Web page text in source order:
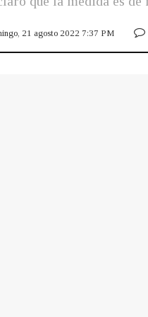
21 agosto 2022 7:37 PM